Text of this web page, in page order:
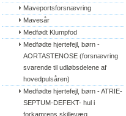
Maveportsforsnævring
Mavesår
Medfødt Klumpfod
Medfødte hjertefejl, børn -
AORTASTENOSE (forsnævring
svarende til udløbsdelene af
hovedpulsåren)
Medfødte hjertefejl, børn - ATRIE-
SEPTUM-DEFEKT- hul i
forkamrens skillevæg